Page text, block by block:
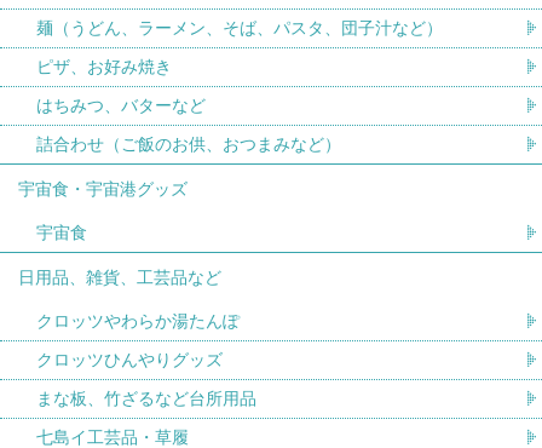
麺（うどん、ラーメン、そば、パスタ、団子汁など）
ピザ、お好み焼き
はちみつ、バターなど
詰合わせ（ご飯のお供、おつまみなど）
宇宙食・宇宙港グッズ
宇宙食
日用品、雑貨、工芸品など
クロッツやわらか湯たんぽ
クロッツひんやりグッズ
まな板、竹ざるなど台所用品
七島イ工芸品・草履